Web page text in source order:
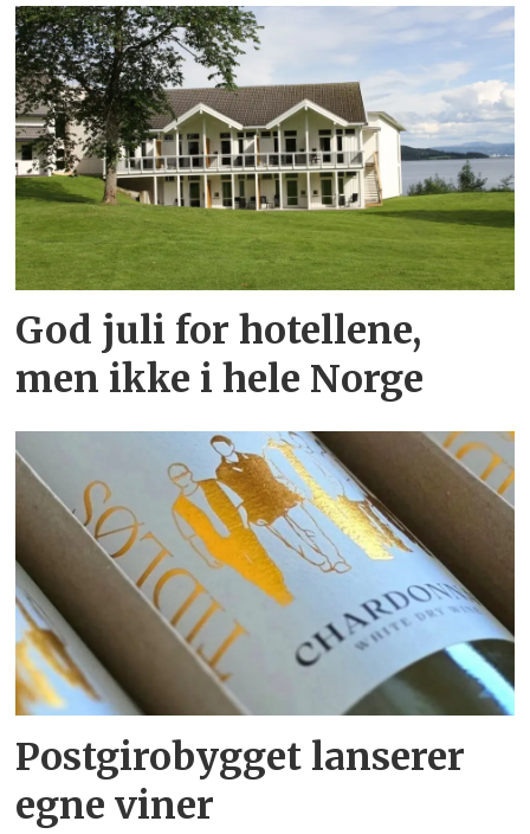
God juli for hotellene,
men ikke i hele Norge
Postgirobygget lanserer
egne viner